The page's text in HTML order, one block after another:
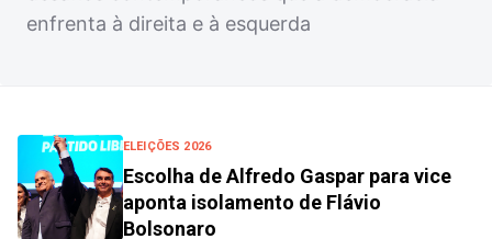
enfrenta à direita e à esquerda
ELEIÇÕES 2026
Escolha de Alfredo Gaspar para vice
aponta isolamento de Flávio
Bolsonaro